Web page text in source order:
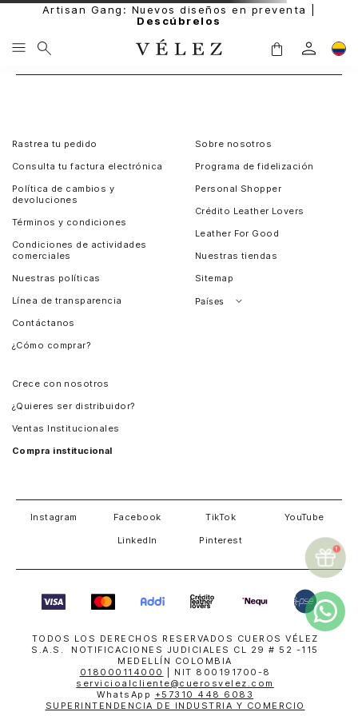
Artisan Gang: Nuevos diseños en preventa |
Descúbrelos
Rastrea tu pedido
Consulta tu factura electrónica
Política de cambios y
devoluciones
Términos y condiciones
Condiciones de actividades
comerciales
Nuestras políticas
Línea de transparencia
Contáctanos
¿Cómo comprar?
Sobre nosotros
Programa de fidelización
Personal Shopper
Crédito Leather Lovers
Leather For Good
Nuestras tiendas
Sitemap
Países
Crece con nosotros
¿Quieres ser distribuidor?
Ventas Institucionales
Compra institucional
Instagram Facebook TikTok YouTube
LinkedIn Pinterest
TODOS LOS DERECHOS RESERVADOS CUEROS VÉLEZ
S.A.S. NOTIFICACIONES JUDICIALES CL 29 # 52 -115
MEDELLÍN COLOMBIA
018000114000
| NIT 800191700-8
servicioalcliente@cuerosvelez.com
WhatsApp +57310 448 6083
SUPERINTENDENCIA DE INDUSTRIA Y COMERCIO